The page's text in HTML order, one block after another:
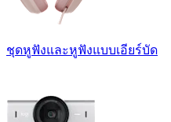
ชุดหูฟังและหูฟังแบบเอียร์บัด